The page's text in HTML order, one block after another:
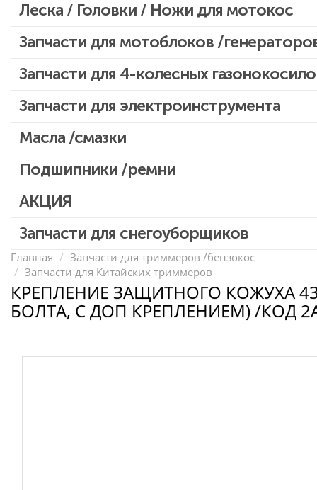
Леска / Головки / Ножи для мотокос
Запчасти для мотоблоков /
Запчасти для 4-колесных
Запчасти для электроинструмента
Двигатели, редукторы для шуруповертов
Выключатели, переключатели
Запчасти для перфораторов и отбойных молотков
Запчасти для УШМ (болгарок)
Запчасти для электроинструмента другие
Конденсаторы
Якоря, статоры
Аккумуляторы, зарядные устройства
Масла /смазки
Подшипники /ремни
АКЦИЯ
Скидка 50%
Запчасти для снегоуборщиков
Главная
Запчасти для триммеров /бензокос
Запчасти для Китайских триммеров
КРЕПЛЕНИЕ ЗАЩИТНОГО КОЖУХА
БОЛТА, С ДОП КРЕПЛЕНИЕМ) /КОД